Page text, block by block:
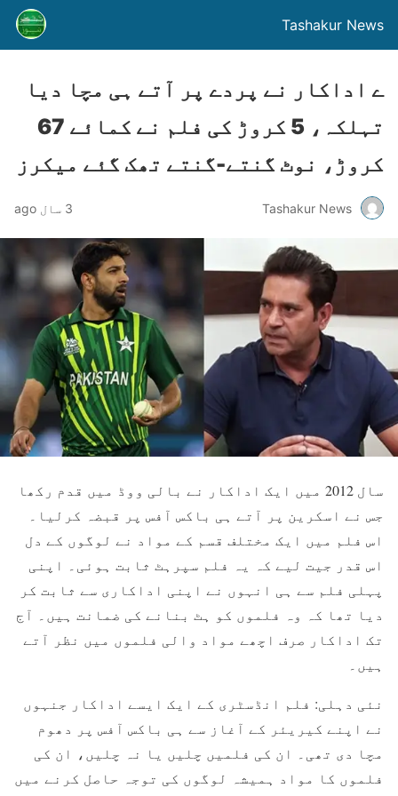
Tashakur News
ے اداکار نے پردے پر آتے ہی مچا دیا
ﺗﮩﻠﮑﮧ، 5 کروڑ کی فلم نے کمائے 67
کروڑ، نوٹ گنتے-گنتے تھک گئے میکرز
Tashakur News 3 سال ago
سال 2012 میں ایک اداکار نے بالی ووڈ میں قدم رکھا
جس نے اسکرین پر آتے ہی باکس آفس پر قبضہ کرلیا۔
اس فلم میں ایک مختلف قسم کے مواد نے لوگوں کے دل
اس قدر جیت لیے کہ یہ فلم سپرہٹ ثابت ہوئی۔ اپنی
پہلی فلم سے ہی انہوں نے اپنی اداکاری سے ثابت کر
دیا تھا کہ وہ فلموں کو ہٹ بنانے کی ضمانت ہیں۔ آج
تک اداکار صرف اچھے مواد والی فلموں میں نظر آتے
ہیں۔
نئی دہلی: فلم انڈسٹری کے ایک ایسے اداکار جنہوں
نے اپنے کیریئر کے آغاز سے ہی باکس آفس پر دھوم
مچا دی تھی۔ ان کی فلمیں چلیں یا نہ چلیں، ان کی
فلموں کا مواد ہمیشہ لوگوں کی توجہ حاصل کرنے میں